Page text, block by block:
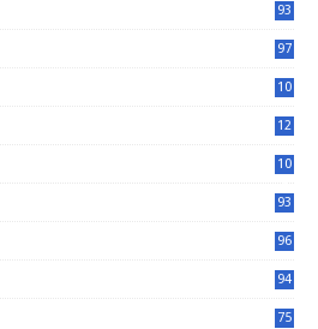
93
97
10
12
10
93
96
94
75